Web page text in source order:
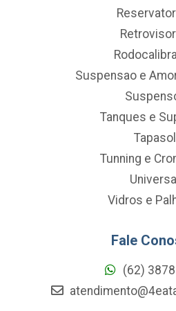
Suspensao e
Tanques e
Tapasol
Tunning e
Universal
Vidros e
Fale
(62)